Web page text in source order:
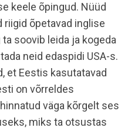
keele õpingud. Nüüd
riigid õpetavad inglise
soovib leida ja kogeda
neid edaspidi USA-s.
et Eestis kasutatavad
on võrreldes
väga kõrgelt ses
miks ta otsustas